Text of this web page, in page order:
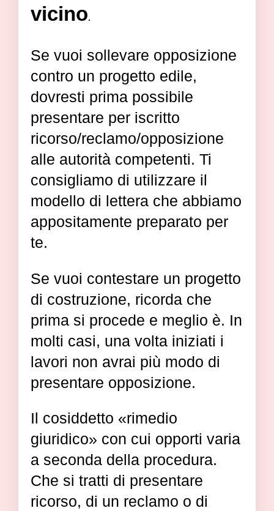
vicino.
Se vuoi sollevare opposizione
contro un progetto edile,
dovresti prima possibile
presentare per iscritto
ricorso/reclamo/opposizione
alle autorità competenti. Ti
consigliamo di utilizzare il
modello di lettera che abbiamo
appositamente preparato per
te.
Se vuoi contestare un progetto
di costruzione, ricorda che
prima si procede e meglio è. In
molti casi, una volta iniziati i
lavori non avrai più modo di
presentare opposizione.
Il cosiddetto «rimedio
giuridico» con cui opporti varia
a seconda della procedura.
Che si tratti di presentare
ricorso, di un reclamo o di